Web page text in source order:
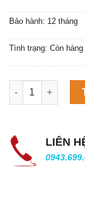
Bảo hành: 12 tháng
Tình trạng: Còn hàng
Máy làm đá viên
LIÊN